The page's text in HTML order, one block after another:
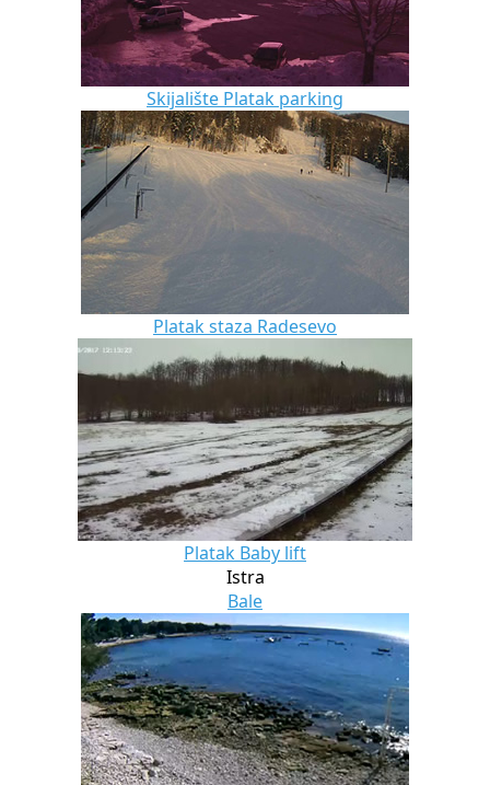
Skijalište Platak parking
Platak staza Radesevo
Platak Baby lift
Istra
Bale